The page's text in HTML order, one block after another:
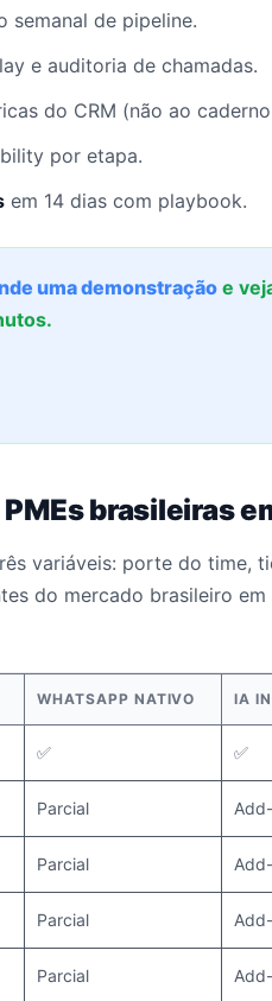
semanal de pipeline.
e auditoria de chamadas.
do CRM (não ao
por etapa.
em 14 dias com playbook.
uma demonstração e
brasileiras
variáveis: porte do time,
do mercado brasileiro
WHATSAPP NATIVO IA
✅ ✅
Parcial
Parcial
Parcial
Parcial